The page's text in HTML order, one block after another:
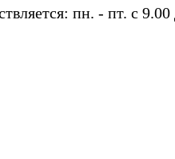
пн. - пт. с 9.00